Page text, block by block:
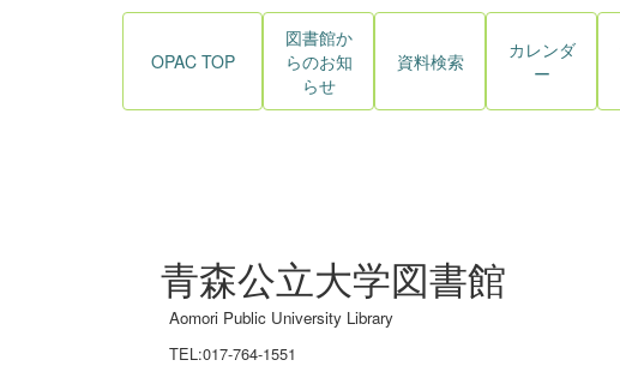
OPAC TOP
図書館か
らのお知
らせ
資料検索
カレンダ
ー
青森公立大学図書館
Aomori Public University Library
TEL:017-764-1551